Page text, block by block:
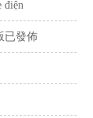
điện
已發佈